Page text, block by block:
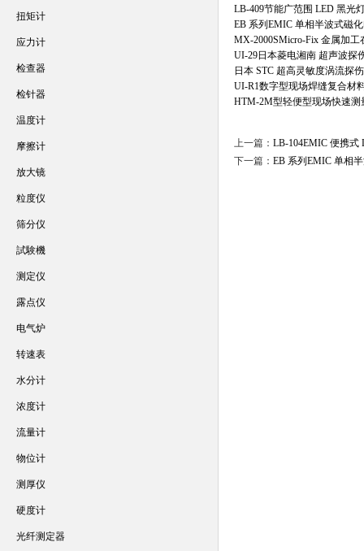
LB-409节能广范围 LED 黑光
EB 系列EMIC 单相半波式磁
MX-2000SMicro-Fix 金属加工
UI-29日本菱电湘南 超声波探
日本 STC 超高灵敏度涡流探
UI-R1数字型现场焊缝复合材
HTM-2M型轻便型现场快速测
上一篇： LB-104EMIC 便携式
下一篇： EB 系列EMIC 单相
扭矩计
应力计
检查器
检针器
温度计
摩擦计
放大镜
粒度仪
筛分仪
試験機
测定仪
露点仪
电气炉
转速表
水分计
浓度计
流量计
物位计
测厚仪
硬度计
光纤测定器